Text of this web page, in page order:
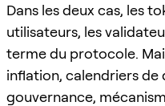
Dans les deux cas, les
utilisateurs, les
terme du protocole.
inflation, calendriers
gouvernance,